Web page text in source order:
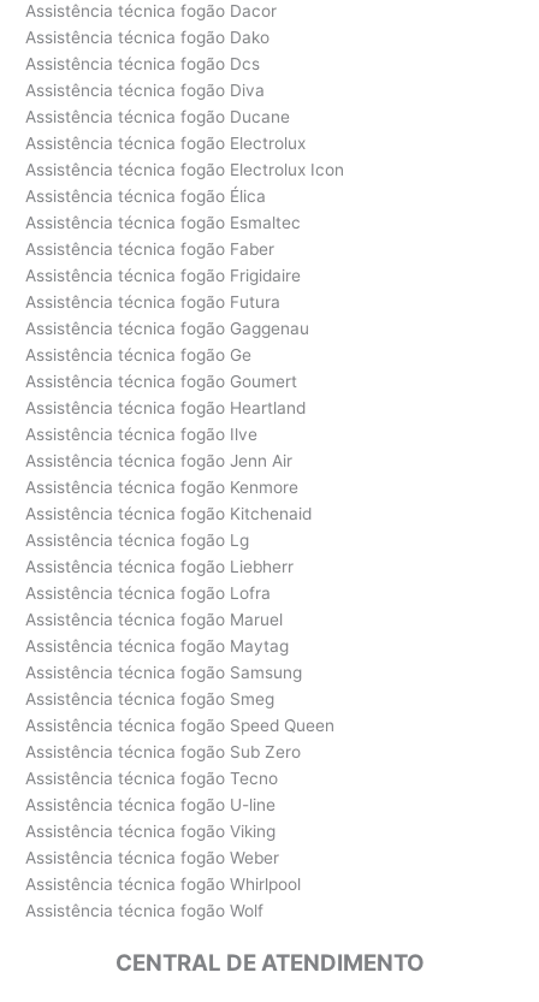
Assistência técnica fogão Dacor
Assistência técnica fogão Dako
Assistência técnica fogão Dcs
Assistência técnica fogão Diva
Assistência técnica fogão Ducane
Assistência técnica fogão Electrolux
Assistência técnica fogão Electrolux Icon
Assistência técnica fogão Élica
Assistência técnica fogão Esmaltec
Assistência técnica fogão Faber
Assistência técnica fogão Frigidaire
Assistência técnica fogão Futura
Assistência técnica fogão Gaggenau
Assistência técnica fogão Ge
Assistência técnica fogão Goumert
Assistência técnica fogão Heartland
Assistência técnica fogão Ilve
Assistência técnica fogão Jenn Air
Assistência técnica fogão Kenmore
Assistência técnica fogão Kitchenaid
Assistência técnica fogão Lg
Assistência técnica fogão Liebherr
Assistência técnica fogão Lofra
Assistência técnica fogão Maruel
Assistência técnica fogão Maytag
Assistência técnica fogão Samsung
Assistência técnica fogão Smeg
Assistência técnica fogão Speed Queen
Assistência técnica fogão Sub Zero
Assistência técnica fogão Tecno
Assistência técnica fogão U-line
Assistência técnica fogão Viking
Assistência técnica fogão Weber
Assistência técnica fogão Whirlpool
Assistência técnica fogão Wolf
CENTRAL DE ATENDIMENTO